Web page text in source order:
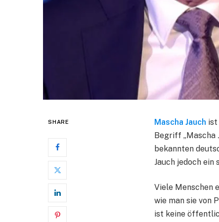
SHARE Mascha Jauch ist
Begriff „Mascha
bekannten
Jauch jedoch ein
Viele Menschen
wie man sie von
ist keine